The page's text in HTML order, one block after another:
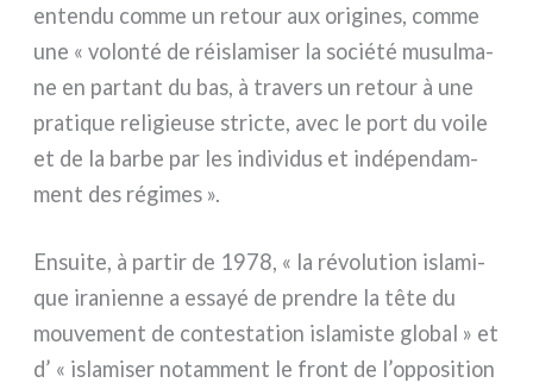
enten­du com­me un retour aux ori­gi­nes, com­me
une « volon­té de réi­sla­mi­ser la socié­té musul­ma­
ne en par­tant du bas, à tra­vers un retour à une
pra­ti­que reli­gieu­se stric­te, avec le port du voi­le
et de la bar­be par les indi­vi­dus et indé­pen­dam­
ment des régi­mes ».
Ensuite, à par­tir de 1978, « la révo­lu­tion isla­mi­
que ira­nien­ne a essayé de pren­dre la tête du
mou­ve­ment de con­te­sta­tion isla­mi­ste glo­bal » et
d’ « isla­mi­ser notam­ment le front de l’opposition